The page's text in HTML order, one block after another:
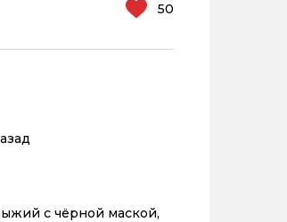
50
с чёрной маской,